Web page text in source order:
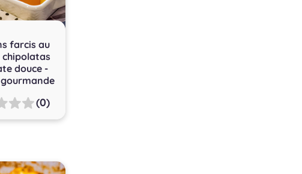
farcis au
chipolatas
douce -
(0)